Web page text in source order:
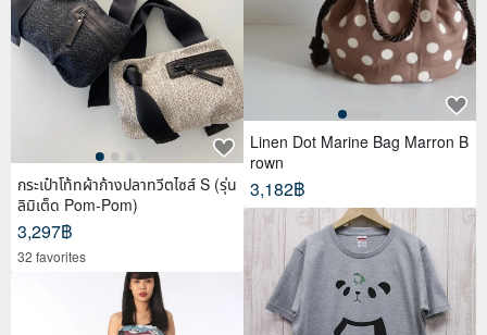
กระเป๋าโท้ทผ้าก้างปลาทวีตไซส์ S (รุ่น
ลิมิเต็ด Pom-Pom)
3,297฿
32 favorites
Linen Dot Marine Bag Marron B
rown
3,182฿